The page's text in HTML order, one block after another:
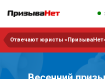
Отвечают юристы